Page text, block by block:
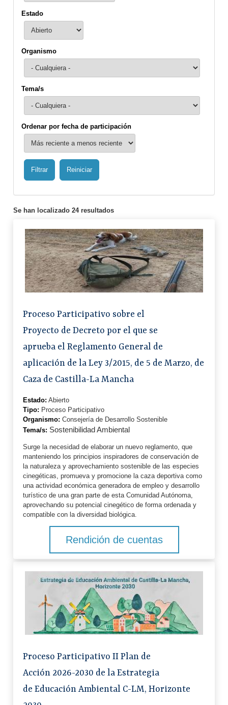
Estado
Organismo
Tema/s
Ordenar por fecha de participación
Se han localizado 24 resultados
Proceso Participativo sobre el
Proyecto de Decreto por el que se
aprueba el Reglamento General de
aplicación de la Ley 3/2015, de 5 de Marzo, de
Caza de Castilla-La Mancha
Estado: Abierto
Tipo: Proceso Participativo
Organismo: Consejería de Desarrollo Sostenible
Tema/s: Sostenibilidad Ambiental
Surge la necesidad de elaborar un nuevo reglamento, que
manteniendo los principios inspiradores de conservación de
la naturaleza y aprovechamiento sostenible de las especies
cinegéticas, promueva y promocione la caza deportiva como
una actividad económica generadora de empleo y desarrollo
turístico de una gran parte de esta Comunidad Autónoma,
aprovechando su potencial cinegético de forma ordenada y
compatible con la diversidad biológica.
Rendición de cuentas
Proceso Participativo II Plan de
Acción 2026-2030 de la Estrategia
de Educación Ambiental C-LM, Horizonte